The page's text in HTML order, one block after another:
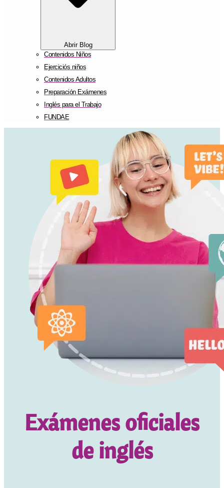
Abrir Blog
Contenidos Niños
Ejerciciós niños
Contenidos Adultos
Preparación Exámenes
Inglés para el Trabajo
FUNDAE
Exámenes oficiales
de inglés